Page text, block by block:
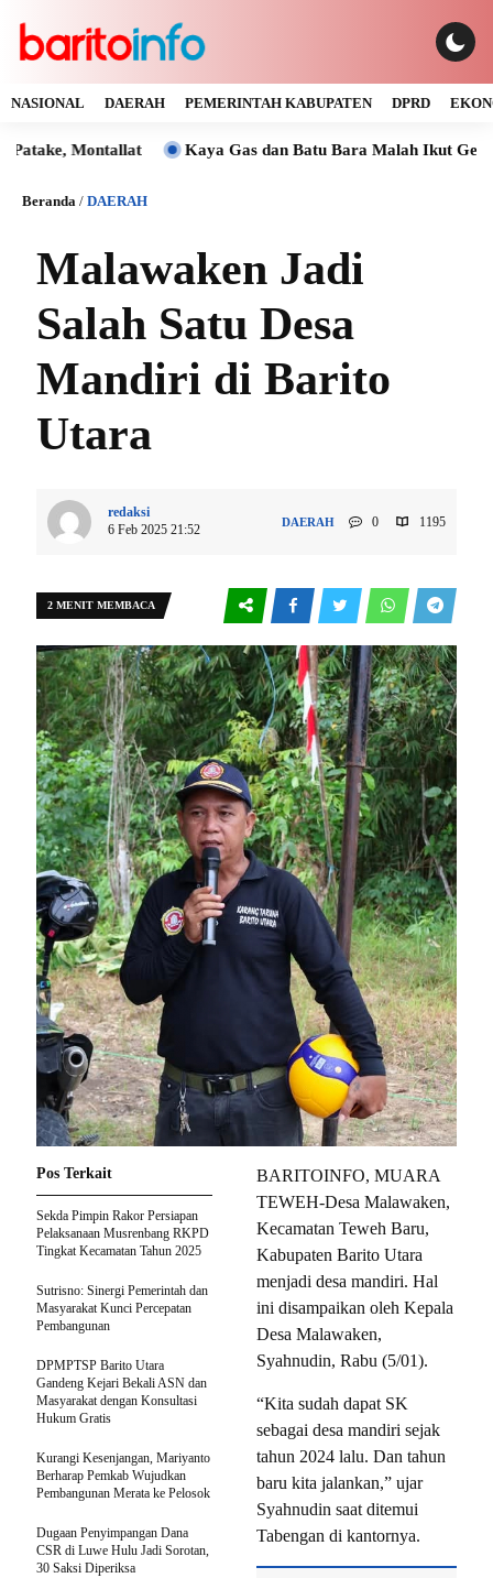
NASIONAL DAERAH PEMERINTAH KABUPATEN DPRD
Kaya Gas dan Batu Bara Malah Ikut Gelap,
Beranda / DAERAH
Malawaken Jadi
Salah Satu Desa
Mandiri di Barito
Utara
redaksi
6 Feb 2025 21:52
DAERAH 0 1195
2 MENIT MEMBACA
BARITOINFO, MUARA
TEWEH-Desa Malawaken,
Kecamatan Teweh Baru,
Kabupaten Barito Utara
menjadi desa mandiri. Hal
ini disampaikan oleh Kepala
Desa Malawaken,
Syahnudin, Rabu (5/01).
“Kita sudah dapat SK
sebagai desa mandiri sejak
tahun 2024 lalu. Dan tahun
baru kita jalankan,” ujar
Syahnudin saat ditemui
Tabengan di kantornya.
Pos Terkait
Sekda Pimpin Rakor Persiapan
Pelaksanaan Musrenbang RKPD
Tingkat Kecamatan Tahun 2025
Sutrisno: Sinergi Pemerintah dan
Masyarakat Kunci Percepatan
Pembangunan
DPMPTSP Barito Utara
Gandeng Kejari Bekali ASN dan
Masyarakat dengan Konsultasi
Hukum Gratis
Kurangi Kesenjangan, Mariyanto
Berharap Pemkab Wujudkan
Pembangunan Merata ke Pelosok
Dugaan Penyimpangan Dana
CSR di Luwe Hulu Jadi Sorotan,
30 Saksi Diperiksa